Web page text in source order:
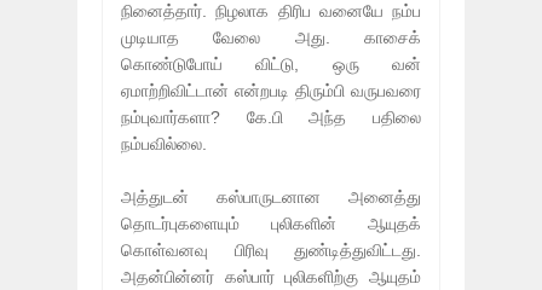
நினைத்தார். நிழலாக திரிப வனையே நம்ப
முடியாத வேலை அது. காசைக்
கொண்டுபோய் விட்டு, ஒரு வன்
ஏமாற்றிவிட்டான் என்றபடி திரும்பி வருபவரை
நம்புவார்களா? கே.பி அந்த பதிலை
நம்பவில்லை.
அத்துடன் கஸ்பாருடனான அனைத்து
தொடர்புகளையும் புலிகளின் ஆயுதக்
கொள்வனவு பிரிவு துண்டித்துவிட்டது.
அதன்பின்னர் கஸ்பார் புலிகளிற்கு ஆயுதம்